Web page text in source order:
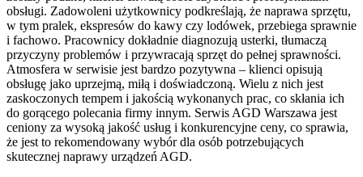
obsługi. Zadowoleni użytkownicy podkreślają, że naprawa sprzętu,
w tym pralek, ekspresów do kawy czy lodówek, przebiega sprawnie
i fachowo. Pracownicy dokładnie diagnozują usterki, tłumaczą
przyczyny problemów i przywracają sprzęt do pełnej sprawności.
Atmosfera w serwisie jest bardzo pozytywna – klienci opisują
obsługę jako uprzejmą, miłą i doświadczoną. Wielu z nich jest
zaskoczonych tempem i jakością wykonanych prac, co skłania ich
do gorącego polecania firmy innym. Serwis AGD Warszawa jest
ceniony za wysoką jakość usług i konkurencyjne ceny, co sprawia,
że jest to rekomendowany wybór dla osób potrzebujących
skutecznej naprawy urządzeń AGD.